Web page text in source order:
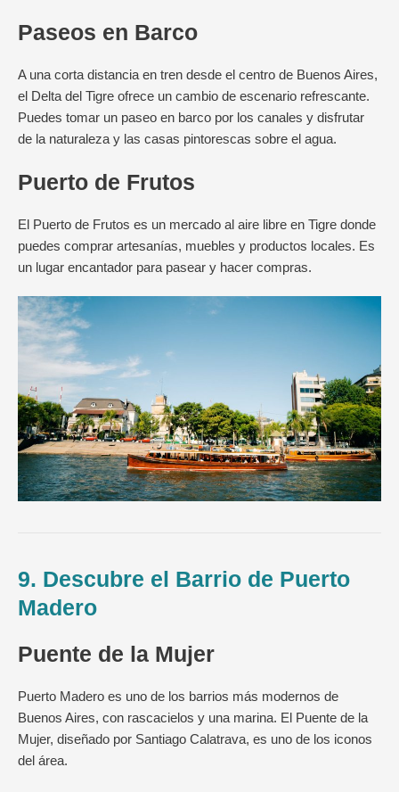
Paseos en Barco
A una corta distancia en tren desde el centro de Buenos Aires,
el Delta del Tigre ofrece un cambio de escenario refrescante.
Puedes tomar un paseo en barco por los canales y disfrutar
de la naturaleza y las casas pintorescas sobre el agua.
Puerto de Frutos
El Puerto de Frutos es un mercado al aire libre en Tigre donde
puedes comprar artesanías, muebles y productos locales. Es
un lugar encantador para pasear y hacer compras.
9. Descubre el Barrio de Puerto
Madero
Puente de la Mujer
Puerto Madero es uno de los barrios más modernos de
Buenos Aires, con rascacielos y una marina. El Puente de la
Mujer, diseñado por Santiago Calatrava, es uno de los iconos
del área.